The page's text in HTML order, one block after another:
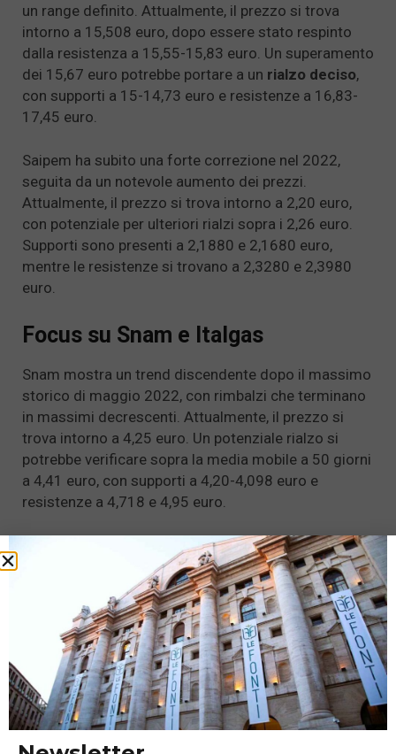
un range definito. Attualmente, il prezzo si trova
intorno a 15,508 euro, dopo essere stato respinto
dalla resistenza a 15,55-15,83 euro. Un superamento
dei 15,67 euro potrebbe portare a un rialzo deciso,
con supporti a 15-14,73 euro e resistenze a 16,83-
17,45 euro.
Saipem ha subito una forte correzione nel 2022,
seguita da un notevole aumento dei prezzi.
Attualmente, il prezzo si trova intorno a 2,20 euro,
con potenziale per ulteriori rialzi sopra i 2,26 euro.
Supporti sono presenti a 2,1880 e 2,1680 euro,
mentre le resistenze si trovano a 2,3280 e 2,3980
euro.
Focus su Snam e Italgas
Snam mostra un trend discendente dopo il massimo
storico di maggio 2022, con rimbalzi che terminano
in massimi decrescenti. Attualmente, il prezzo si
trova intorno a 4,25 euro. Un potenziale rialzo si
potrebbe verificare sopra la media mobile a 50 giorni
a 4,41 euro, con supporti a 4,20-4,098 euro e
resistenze a 4,718 e 4,95 euro.
Italgas presenta un grafico giornaliero caratterizzato
massimi decrescenti e minimi crescentidopo il
doppio massimo di primavera 2022. Il prezzo attuale
si trova intorno a 5,14 euro, con possibilità di rialzo
sopra i 5,44 euro. Supporti sono a 5,19-4,94 euro,
mentre le resistenze si trovano a 5,79 e 6,29 euro.
Titoli seguiti da vicino in questa
fase